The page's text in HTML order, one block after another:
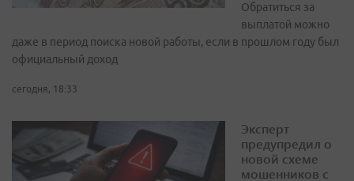
Обратиться за
выплатой можно
даже в период поиска новой работы, если в прошлом году был
официальный доход
сегодня, 18:33
Эксперт
предупредил о
новой схеме
мошенников с